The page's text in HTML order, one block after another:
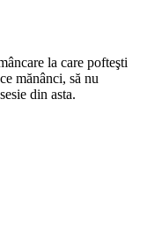
la care pofteşti
mănânci, să nu
din asta.